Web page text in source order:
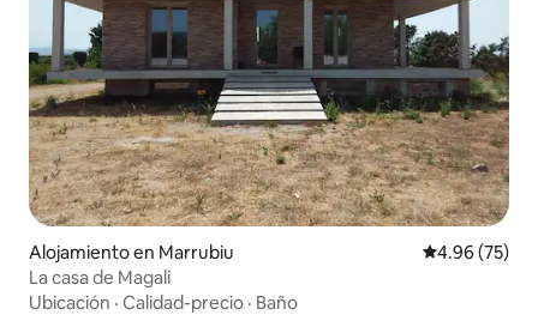
Alojamiento en Marrubiu Calificación
4.96 (75)
La casa de Magali
Ubicación · Calidad-precio · Baño